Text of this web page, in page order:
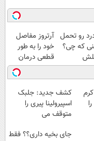
درد رو تحمل
که چی؟
آرتروز مفاصل
خود را به طور
قطعی درمان
کنید!
◂پرسش‌نامه▸
کشف جدید: جلبک
اسپیرولینا پیری را
متوقف می
جای بخیه داری؟؟ فقط